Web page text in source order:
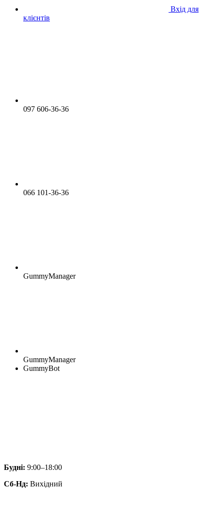
Вхід для
клієнтів
097 606-36-36
066 101-36-36
GummyManager
GummyManager
GummyBot
Будні: 9:00–18:00
Сб-Нд: Вихідний